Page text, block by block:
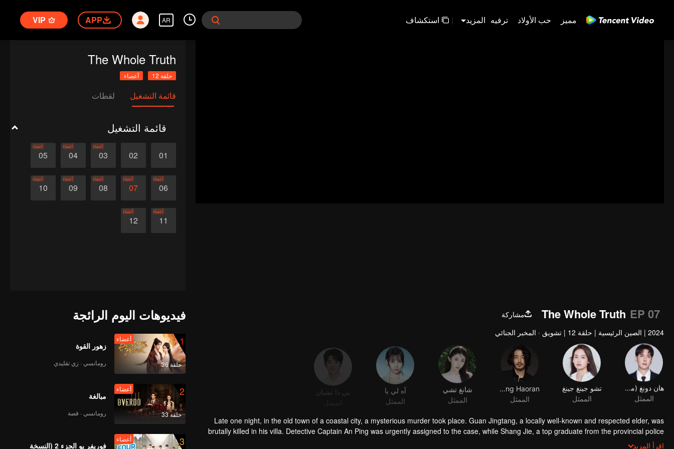
مميز حب الأولاد ترفيه المزيد | استكشاف AR
APP
VIP
The Whole Truth
حلقة 12 أعضاء
قائمة التشغيل لقطات
قائمة التشغيل
01
02
03
أعضاء
04
أعضاء
05
أعضاء
06
أعضاء
07
أعضاء
08
أعضاء
09
أعضاء
10
أعضاء
11
أعضاء
12
أعضاء
The Whole Truth EP 07
مشاركة
2024
| الصين الرئيسية | حلقة 12 | تشويق · المخبر الجنائي
هان دونغ (ممثل)
الممثل
تشو جينغ جينغ
الممثل
الممثل
شانغ تشي
الممثل
آه لي يا
الممثل
يي دا تشيان
Late one night, in the old town of a coastal city, a mysterious murder took place. Guan Jingtang, a locally well-known and respected elder, was
brutally killed in his villa. Detective Captain An Ping was urgently assigned to the case, while Shang Jie, a top graduate from the provincial police
academy, volunteered to assist. The two worked together closely, conducting a meticulous investigation. However, as they delved deeper, they
اقرأ المزيد
فيديوهات اليوم الرائجة
1
حلقة 36
أعضاء
زهور القوة
رومانسي · زي تقليدي
2
حلقة 33
أعضاء
مبالغة
رومانسي · قصة
3 أعضاء
فوريفر يو الجزء 2 (النسخة